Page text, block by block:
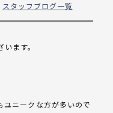
スタッフブログ一覧
ます。
ユニークな方が多いので